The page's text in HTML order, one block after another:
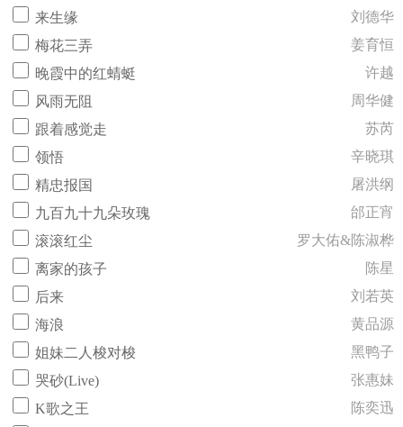
来生缘
刘德华
梅花三弄
姜育恒
晚霞中的红蜻蜓
许越
风雨无阻
周华健
跟着感觉走
苏芮
领悟
辛晓琪
精忠报国
屠洪纲
九百九十九朵玫瑰
邰正宵
滚滚红尘
罗大佑&陈淑桦
离家的孩子
陈星
后来
刘若英
海浪
黄品源
姐妹二人梭对梭
黑鸭子
哭砂(Live)
张惠妹
K歌之王
陈奕迅